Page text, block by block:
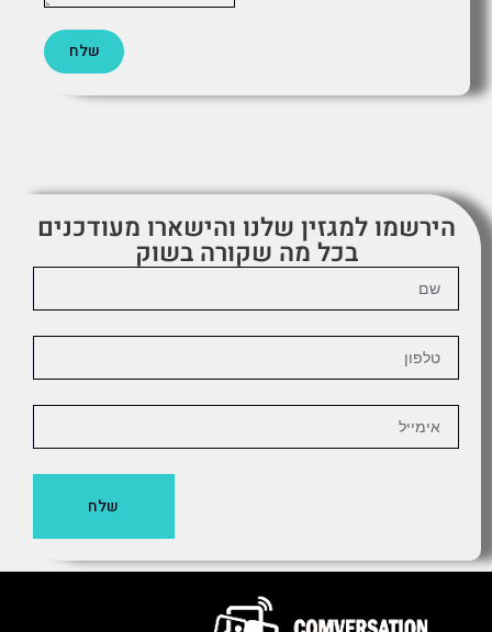
שלח
הירשמו למגזין שלנו והישארו מעודכנים
בכל מה שקורה בשוק
שלח